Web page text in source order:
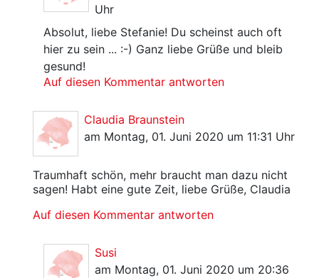
Uhr
Absolut, liebe Stefanie! Du scheinst auch oft
hier zu sein ... :-) Ganz liebe Grüße und bleib
gesund!
Auf diesen Kommentar antworten
Claudia Braunstein
am Montag, 01. Juni 2020 um 11:31 Uhr
Traumhaft schön, mehr braucht man dazu nicht
sagen! Habt eine gute Zeit, liebe Grüße, Claudia
Auf diesen Kommentar antworten
Susi
am Montag, 01. Juni 2020 um 20:36